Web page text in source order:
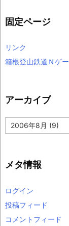
固定ページ
リンク
箱根登山鉄道Ｎゲ
アーカイブ
ア
ー
ブ
メタ情報
ログイン
投稿フィード
コメントフィード